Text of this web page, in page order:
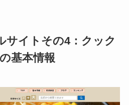
サイトその4：クック
基本情報